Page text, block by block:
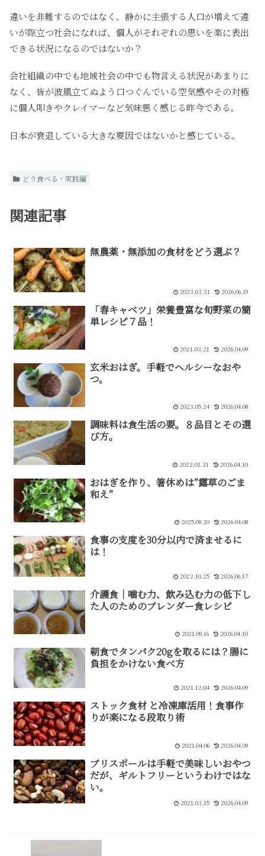
違いを非難するのではなく、静かに主張する人口が増えて違
いが際立つ社会になれば、個人がそれぞれの思いを楽に表出
できる状況になるのではないか？
会社組織の中でも地域社会の中でも物言える状況があまりに
なく、皆が波風立てぬよう口つぐんでいる空気感やその対極
に個人叩きやクレイマーなど気味悪く感じる昨今である。
日本が衰退している大きな要因ではないかと感じている。
どう食べる・実践編
関連記事
無農薬・無添加の食材をどう選ぶ？
2023.03.31 2026.06.19
「春キャベツ」栄養豊富な旬野菜の簡
単レシピ７品！
2021.03.21 2026.04.09
玄米おはぎ。手軽でヘルシーなおや
つ。
2023.05.24 2026.04.08
調味料は食生活の要。８品目とその選
び方。
2022.01.31 2026.04.10
おはぎを作り、箸休めは”露草のごま
和え”
2025.09.20 2026.04.08
食事の支度を30分以内で済ませるに
は！
2022.10.25 2026.06.17
介護食｜噛む力、飲み込む力の低下し
た人のためのブレンダー食レシピ
2021.09.16 2026.04.10
朝食でタンパク20gを取るには？腸に
負担をかけない食べ方
2021.12.04 2026.04.09
ストック食材 と冷凍庫活用！食事作
りが楽になる段取り術
2021.04.06 2026.04.09
ブリスボールは手軽で美味しいおやつ
だが、ギルトフリーというわけではな
い。
2021.03.15 2026.04.09